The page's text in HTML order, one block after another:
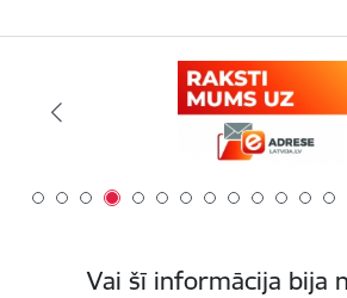
Vai šī informācija bija